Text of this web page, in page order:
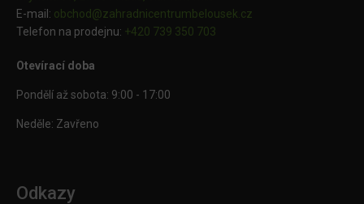
E-mail: obchod@zahradnicentrumbelousek.cz
Telefon na prodejnu: +420 739 350 703
Otevírací doba
Pondělí až sobota: 9:00 - 17:00
Neděle: Zavřeno
Odkazy